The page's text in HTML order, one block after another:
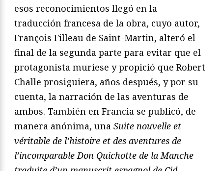
esos reconocimientos llegó en la
traducción francesa de la obra, cuyo autor,
François Filleau de Saint-Martin, alteró el
final de la segunda parte para evitar que el
protagonista muriese y propició que Robert
Challe prosiguiera, años después, y por su
cuenta, la narración de las aventuras de
ambos. También en Francia se publicó, de
manera anónima, una Suite nouvelle et
véritable de l’histoire et des aventures de
l’incomparable Don Quichotte de la Manche